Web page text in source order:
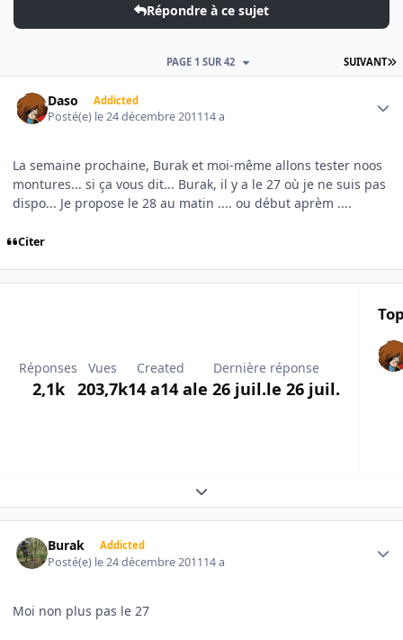
Répondre à ce sujet
SUIVANT
PAGE 1 SUR 42
Daso Addicted
Posté(e) le 24 décembre 201114 a
La semaine prochaine, Burak et moi-même allons tester noos
montures... si ça vous dit... Burak, il y a le 27 où je ne suis pas
dispo... Je propose le 28 au matin .... ou début aprèm ....
Citer
Réponses
2,1k
Vues
203,7k
Created
14 a14 a
Dernière réponse
le 26 juil.le 26 juil.
Expand topic overview
Burak Addicted
Posté(e) le 24 décembre 201114 a
Moi non plus pas le 27